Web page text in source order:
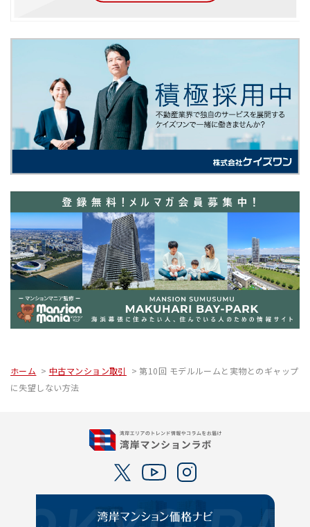
ホーム 中古マンション取引
第10回 モデルルームと実物とのギャップ
に失望しない方法